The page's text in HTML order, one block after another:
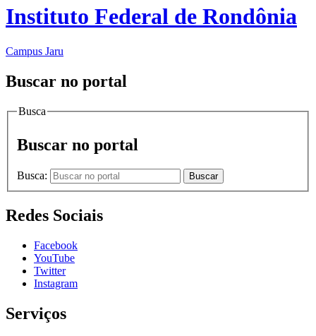
Instituto Federal de Rondônia
Campus Jaru
Buscar no portal
Busca
Buscar no portal
Busca: Buscar
Redes Sociais
Facebook
YouTube
Twitter
Instagram
Serviços